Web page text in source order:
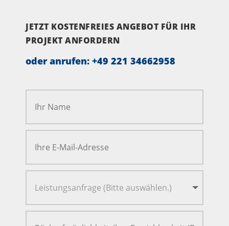
JETZT KOSTENFREIES ANGEBOT FÜR IHR
PROJEKT ANFORDERN
oder anrufen: +49 221 34662958